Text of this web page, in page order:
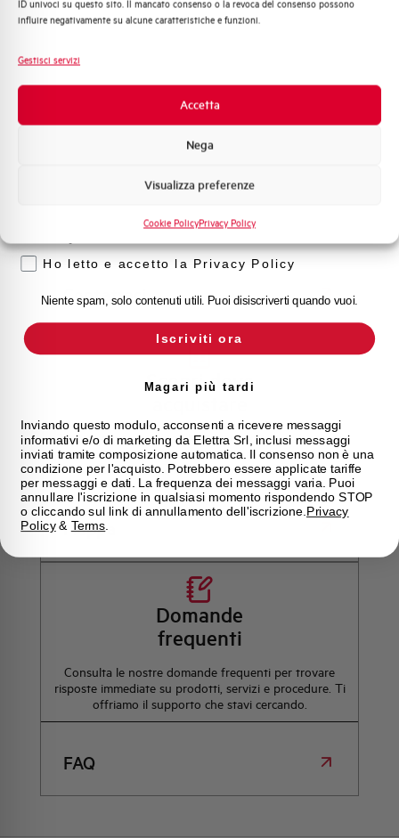
ID univoci su questo sito. Il mancato consenso o la revoca del consenso possono
influire negativamente su alcune caratteristiche e funzioni.
Gestisci servizi
Accetta
Nega
Visualizza preferenze
Cookie PolicyPrivacy Policy
Hai bisogno di supporto?
Customer
supporto tecnico, assistenza post-vendita e gestione
Contattaci
Scopri dove
Trova il punto vendita Elettra più vicino a te e accedi
rapidamente ai nostri prodotti e soluzioni in pochi
semplici passi. Scopri come possiamo aiutarti.
Mappa
Domande
frequenti
Consulta le nostre domande frequenti per trovare
risposte immediate su prodotti, servizi e procedure. Ti
offriamo il supporto che stavi cercando.
FAQ
Automazione Industriale
Sistema Quadri
Promozioni e offerte
Formazione tecnica
Voglio ricevere aggiornamenti, novità di
Ho letto e accetto la Privacy Policy
Niente spam, solo contenuti utili. Puoi disiscriverti quando vuoi.
Iscriviti ora
Magari più tardi
Inviando questo modulo, acconsenti a ricevere messaggi
informativi e/o di marketing da Elettra Srl, inclusi messaggi
inviati tramite composizione automatica. Il consenso non è una
condizione per l'acquisto. Potrebbero essere applicate tariffe
per messaggi e dati. La frequenza dei messaggi varia. Puoi
annullare l'iscrizione in qualsiasi momento rispondendo STOP
o cliccando sul link di annullamento dell'iscrizione. Privacy
Policy& Terms